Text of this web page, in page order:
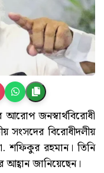
জনস্বার্থবিরোধী
সংসদের বিরোধীদলীয়
শফিকুর রহমান। তিনি
জানিয়েছেন।